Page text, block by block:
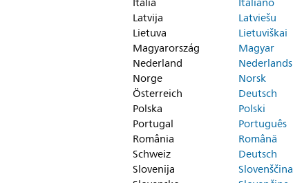
Latvija
Latviešu
Lietuva
Lietuviškai
Magyarország
Magyar
Nederland
Nederlands
Norge
Norsk
Österreich
Deutsch
Polska
Polski
Portugal
Português
România
Română
Schweiz
Deutsch
Slovenija
Slovenščina